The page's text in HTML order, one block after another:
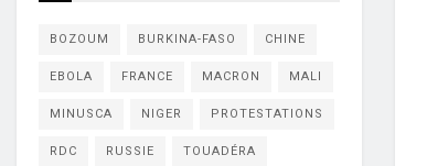
BOZOUM BURKINA-FASO CHINE
EBOLA FRANCE MACRON MALI
MINUSCA NIGER PROTESTATIONS
RDC RUSSIE TOUADÉRA